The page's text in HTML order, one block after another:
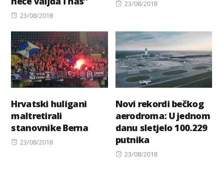
Posted
23/08/2018
Posted
23/08/2018
Hrvatski huligani
maltretirali
stanovnike Berna
Posted
23/08/2018
Novi rekordi bečkog
aerodroma: U jednom
danu sletjelo 100.229
putnika
Posted
23/08/2018